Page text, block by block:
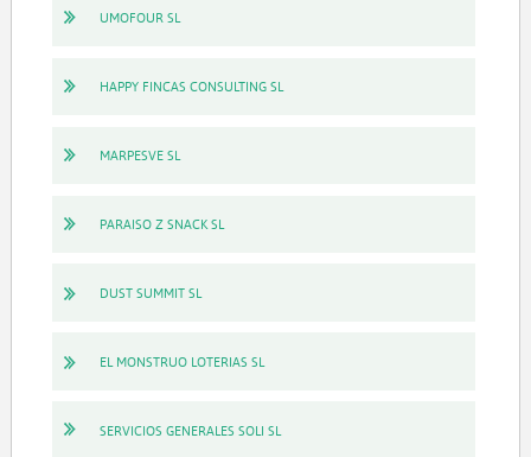
UMOFOUR SL
HAPPY FINCAS CONSULTING SL
MARPESVE SL
PARAISO Z SNACK SL
DUST SUMMIT SL
EL MONSTRUO LOTERIAS SL
SERVICIOS GENERALES SOLI SL